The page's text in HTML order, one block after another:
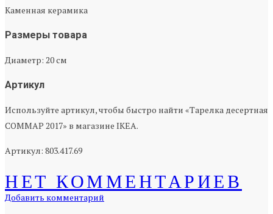
Каменная керамика
Размеры товара
Диаметр: 20 см
Артикул
Используйте артикул, чтобы быстро найти «Тарелка десертная
СОММАР 2017» в магазине IKEA.
Артикул: 803.417.69
НЕТ КОММЕНТАРИЕВ
Добавить комментарий